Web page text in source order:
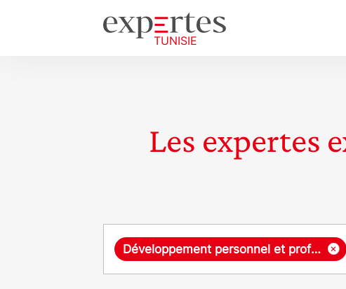
Les expertes
Requête ×
Développement personnel et professionnel